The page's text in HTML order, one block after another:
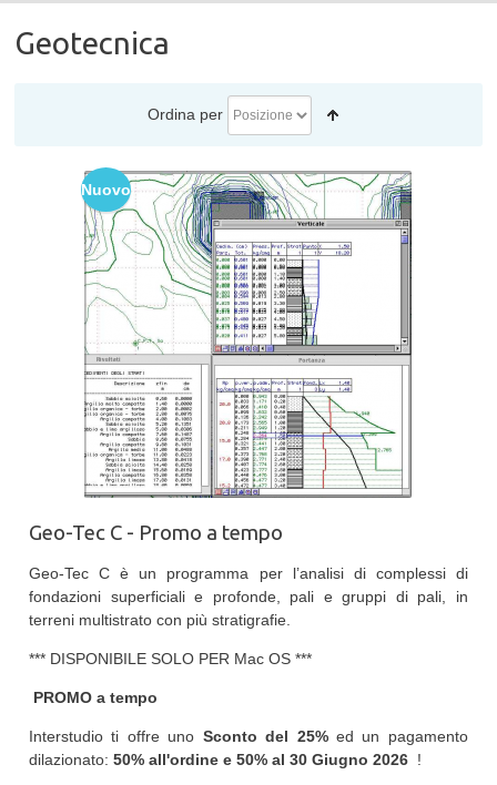
Geotecnica
Ordina per
Nuovo
Geo-Tec C - Promo a tempo
Geo-Tec C è un programma per l’analisi di complessi di
fondazioni superficiali e profonde, pali e gruppi di pali, in
terreni multistrato con più stratigrafie.
*** DISPONIBILE SOLO PER Mac OS ***
PROMO a tempo
Interstudio ti offre uno Sconto del 25%ed un pagamento
dilazionato:50% all'ordine e 50% al30 Giugno 2026 !